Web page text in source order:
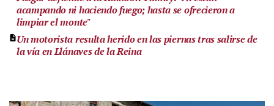
acampando ni haciendo fuego; hasta se ofrecieron a
limpiar el monte"
Un motorista resulta herido en las piernas tras salirse de
la vía en Llánaves de la Reina